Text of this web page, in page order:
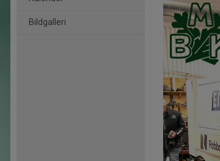
Bildgalleri